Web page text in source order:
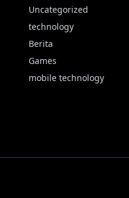
Uncategorized
technology
Berita
Games
mobile technology